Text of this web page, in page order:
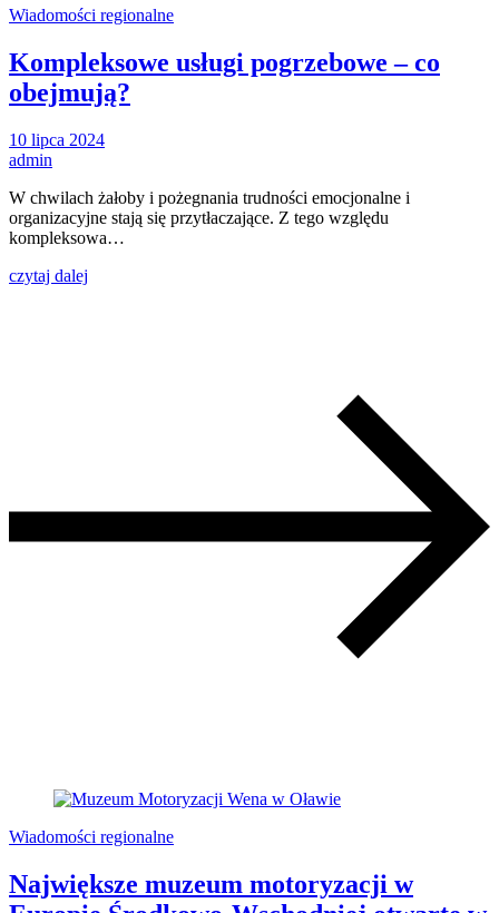
Wiadomości regionalne
Kompleksowe usługi pogrzebowe – co
obejmują?
10 lipca 2024
admin
W chwilach żałoby i pożegnania trudności emocjonalne i
organizacyjne stają się przytłaczające. Z tego względu
kompleksowa…
czytaj dalej
Wiadomości regionalne
Największe muzeum motoryzacji w